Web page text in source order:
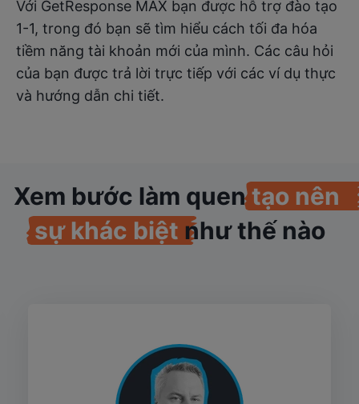
Với GetResponse MAX bạn được hỗ trợ đào tạo
1-1, trong đó bạn sẽ tìm hiểu cách tối đa hóa
tiềm năng tài khoản mới của mình. Các câu hỏi
của bạn được trả lời trực tiếp với các ví dụ thực
và hướng dẫn chi tiết.
Xem bước làm quentạo nên
sự khác biệt như thế nào